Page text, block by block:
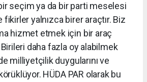
seçim ya da bir parti meselesi
fikirler yalnızca birer araçtır. Biz
hizmet etmek için bir araç
daha fazla oy alabilmek
milliyetçilik duygularını ve
körüklüyor. HÜDA PAR olarak bu